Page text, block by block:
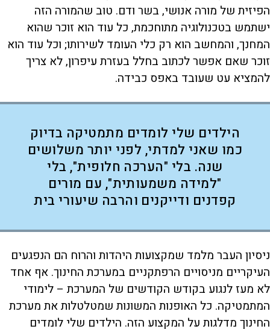
הפיזית של מורה אנושי, בשר ודם. טוב שהמורה הזה
ישתמש בטכנולוגיה מתוחכמת, כל עוד הוא זוכר שהוא
המחנך, והמחשב הוא רק כלי העומד לשירותו; וכל עוד הוא
זוכר שאם אפשר לכתוב בחלל בעזרת עיפרון, לא צריך
להמציא עט שעובד באפס כבידה.
הילדים שלי לומדים מתמטיקה בדיוק
כמו שאני למדתי, לפני יותר משלושים
שנה. בלי "הערכה חלופית", בלי
"למידה משמעותית", עם מורים
קפדנים ודייקנים והרבה שיעורי בית
ניסיון העבר מלמד שמקצועות היהדות והרוח הם הנפגעים
העיקריים מניסויים הרפתקניים במערכת החינוך. אף אחד
לא מעז לנגוע בקודש הקודשים של המערכת – לימודי
המתמטיקה. כל האופנות המשונות שמטלטלות את מערכת
החינוך מדלגות על המקצוע הזה. הילדים שלי לומדים